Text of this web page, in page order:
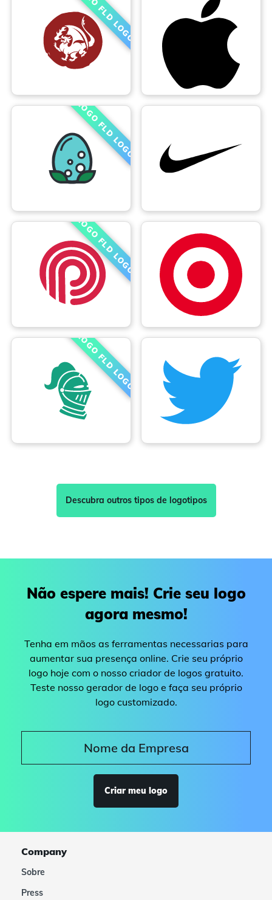
Descubra outros tipos de logotipos
Não espere mais! Crie seu logo
agora mesmo!
Tenha em mãos as ferramentas necessarias para
aumentar sua presença online. Crie seu próprio
logo hoje com o nosso criador de logos gratuito.
Teste nosso gerador de logo e faça seu próprio
logo customizado.
Criar meu logo
Company
Sobre
Press